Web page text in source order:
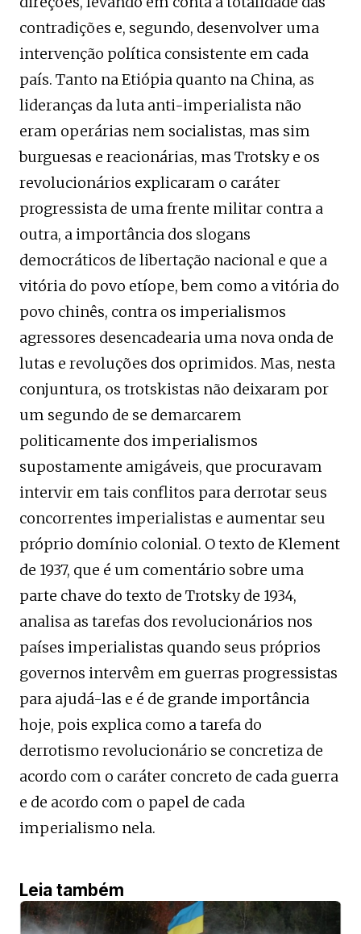
contradições e, segundo, desenvolver uma
intervenção política consistente em cada
país. Tanto na Etiópia quanto na China, as
lideranças da luta anti-imperialista não
eram operárias nem socialistas, mas sim
burguesas e reacionárias, mas Trotsky e os
revolucionários explicaram o caráter
progressista de uma frente militar contra a
outra, a importância dos slogans
democráticos de libertação nacional e que a
vitória do povo etíope, bem como a vitória do
povo chinês, contra os imperialismos
agressores desencadearia uma nova onda de
lutas e revoluções dos oprimidos. Mas, nesta
conjuntura, os trotskistas não deixaram por
um segundo de se demarcarem
politicamente dos imperialismos
supostamente amigáveis, que procuravam
intervir em tais conflitos para derrotar seus
concorrentes imperialistas e aumentar seu
próprio domínio colonial. O texto de Klement
de 1937, que é um comentário sobre uma
parte chave do texto de Trotsky de 1934,
analisa as tarefas dos revolucionários nos
países imperialistas quando seus próprios
governos intervêm em guerras progressistas
para ajudá-las e é de grande importância
hoje, pois explica como a tarefa do
derrotismo revolucionário se concretiza de
acordo com o caráter concreto de cada guerra
e de acordo com o papel de cada
imperialismo nela.
Leia também